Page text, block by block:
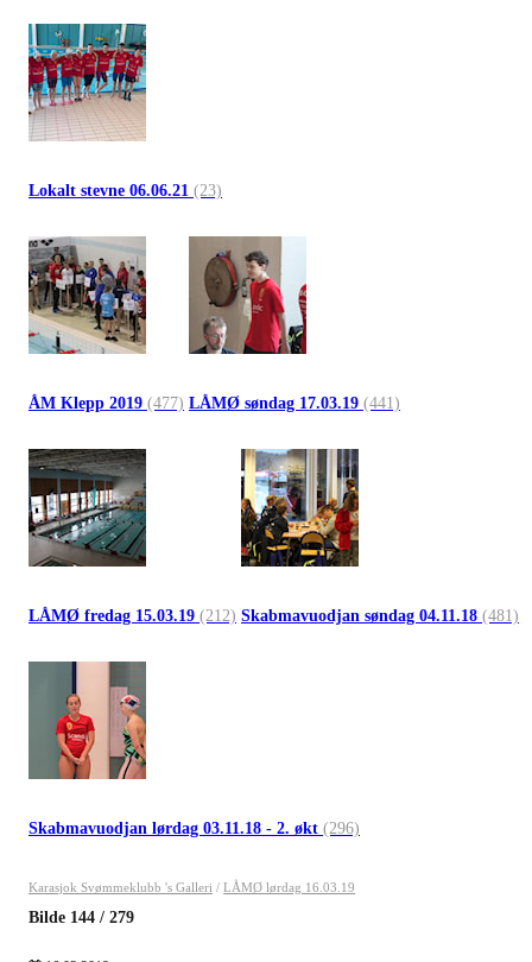
Lokalt stevne 06.06.21 (23)
ÅM Klepp 2019 (477) LÅMØ søndag 17.03.19 (441)
LÅMØ fredag 15.03.19 (212) Skabmavuodjan søndag 04.11.18 (481)
Skabmavuodjan lørdag 03.11.18 - 2. økt (296)
Karasjok Svømmeklubb 's Galleri / LÅMØ lørdag 16.03.19
Bilde 144 / 279